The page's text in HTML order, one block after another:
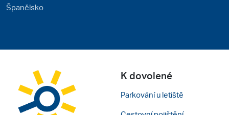
Španělsko
K dovolené
Parkování u letiště